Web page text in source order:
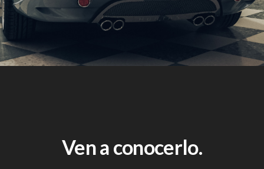
Ven a conocerlo.